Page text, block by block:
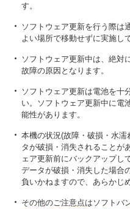
す。
ソフトウェア更新を行う際は
よい場所で移動せずに実施し
ソフトウェア更新中は、絶対
故障の原因となります。
ソフトウェア更新は電池を十
い。ソフトウェア更新中に電
能性があります。
本機の状況(故障・破損・水
タが破損・消失されることが
ェア更新前にバックアップし
データが破損・消失した場合
負いかねますので、あらかじ
その他のご注意点はソフトバ